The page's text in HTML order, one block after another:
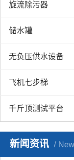
旋流除污器
储水罐
无负压供水设备
飞机七步梯
千斤顶测试平台
新闻资讯